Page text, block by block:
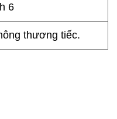
thương tiếc.